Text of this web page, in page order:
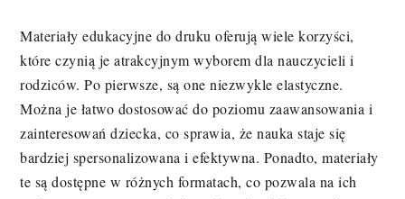
Materiały edukacyjne do druku oferują wiele korzyści,
które czynią je atrakcyjnym wyborem dla nauczycieli i
rodziców. Po pierwsze, są one niezwykle elastyczne.
Można je łatwo dostosować do poziomu zaawansowania i
zainteresowań dziecka, co sprawia, że nauka staje się
bardziej spersonalizowana i efektywna. Ponadto, materiały
te są dostępne w różnych formatach, co pozwala na ich